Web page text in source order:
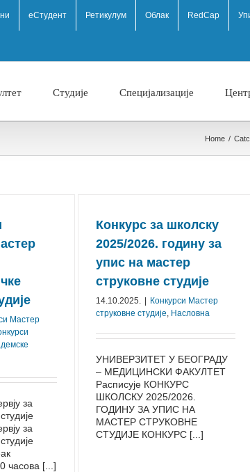
еСтудент Ретикулум Облак RedCap
Студије Специјализације
Home /
Mастер
за
за
часова [...]
Конкурс за школску
2025/⁠2026. годину за
упис на мастер
струковне студије
14.10.2025.
Конкурси Mастер
струковне студије, Насловна
УНИВЕРЗИТЕТ У БЕОГРАДУ
– МЕДИЦИНСКИ ФАКУЛТЕТ
Расписује КОНКУРС
ШКОЛСКУ 2025/⁠2026.
ГОДИНУ ЗА УПИС НА
МАСТЕР СТРУКОВНЕ
СТУДИЈЕ КОНКУРС [...]